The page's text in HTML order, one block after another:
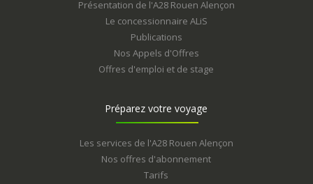
Présentation de l'A28 Rouen Alençon
Le concessionnaire ALiS
Publications
Nos Appels d'Offres
Offres d'emploi et de stage
Préparez votre voyage
Les services de l'A28 Rouen Alençon
Nos offres d'abonnement
Tarifs